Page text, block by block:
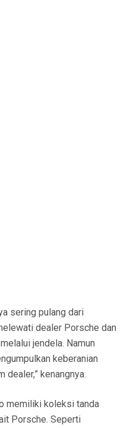
sering pulang dari
dealer Porsche dan
jendela. Namun
keberanian
dealer,” kenangnya.
memiliki koleksi tanda
Porsche. Seperti